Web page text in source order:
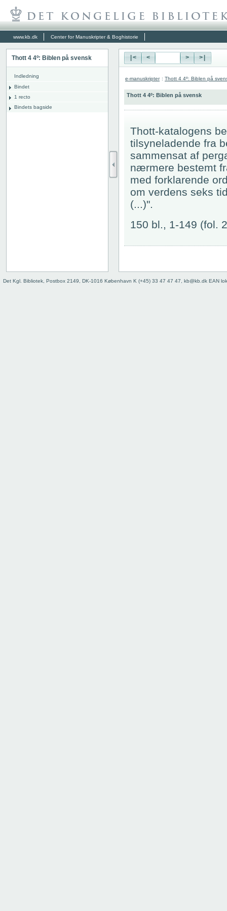
www.kb.dk Center for Manuskripter & Boghistorie
Thott 4 4º: Biblen på svensk
Indledning
Bindet
1 recto
Bindets bagside
|< < > >|
e-manuskripter : Thott 4 4º: Biblen på
Thott 4 4º: Biblen på svensk
Thott-katalogens
tilsyneladende fra
sammensat af
nærmere bestemt
med forklarende
om verdens seks
(...)".
150 bl., 1-149 (fol.
Det Kgl. Bibliotek, Postbox 2149, DK-1016 København K (+45) 33 47 47 47, kb@kb.dk EAN